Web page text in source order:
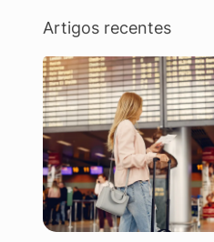
Artigos recentes